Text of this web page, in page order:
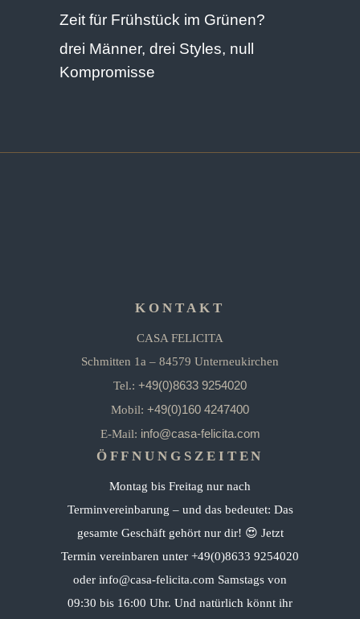
Zeit für Frühstück im Grünen?
drei Männer, drei Styles, null
Kompromisse
KONTAKT
CASA FELICITA
Schmitten 1a – 84579 Unterneukirchen
Tel.: +49(0)8633 9254020
Mobil: +49(0)160 4247400
E-Mail: info@casa-felicita.com
ÖFFNUNGSZEITEN
Montag bis Freitag nur nach
Terminvereinbarung – und das bedeutet: Das
gesamte Geschäft gehört nur dir! 😍 Jetzt
Termin vereinbaren unter +49(0)8633 9254020
oder info@casa-felicita.com Samstags von
09:30 bis 16:00 Uhr. Und natürlich könnt ihr